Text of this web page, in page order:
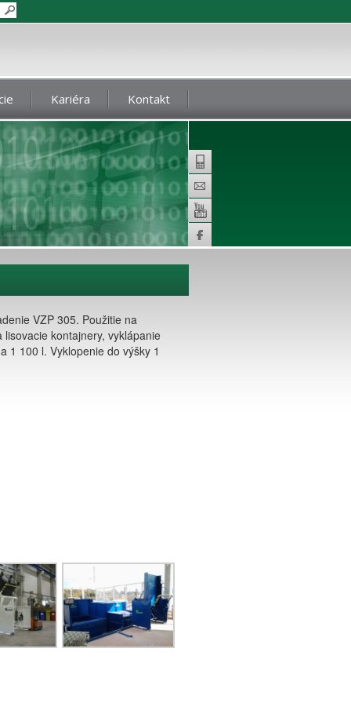
Kariéra Kontakt
Telefon
E-
mail
Youtube
VZP 305. Použitie na
kontajnery, vyklápanie
1 100 l. Vyklopenie do výšky 1